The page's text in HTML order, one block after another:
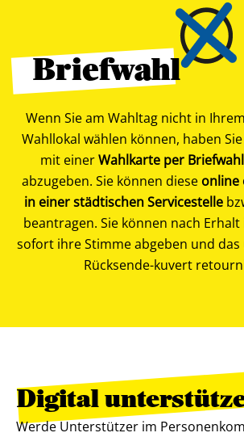
Briefwahl
Wenn Sie am Wahltag nicht in
Wahllokal wählen können, haben
mit einerWahlkarte per Briefwahl
abzugeben. Sie können diese online
in einer städtischen Servicestelle
beantragen. Sie können nach
sofort ihre Stimme abgeben und
Rücksende-kuvert
Digital
Werde Unterstützer im